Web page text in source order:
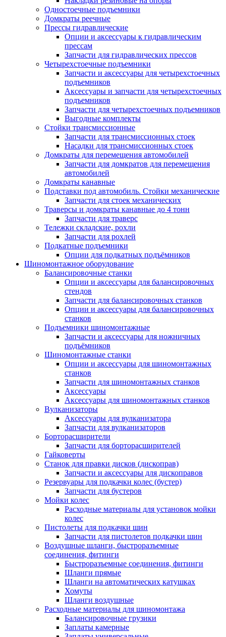
Одностоечные подъемники
Домкраты реечные
Прессы гидравлические
Опции и аксессуары к гидравлическим
прессам
Запчасти для гидравлических прессов
Четырехстоечные подъемники
Запчасти и аксессуары для четырехстоечных
подъемников
Аксессуары и запчасти для четырехстоечных
подъемников
Запчасти для четырехстоечных подъемников
Выгодные комплекты
Стойки трансмиссионные
Запчасти для трансмиссионных стоек
Насадки для трансмиссионных стоек
Домкраты для перемещения автомобилей
Запчасти для домкратов для перемещения
автомобилей
Домкраты канавные
Подставки под автомобиль. Стойки механические
Запчасти для стоек механических
Траверсы и домкраты канавные до 4 тонн
Запчасти для траверс
Тележки складские, рохли
Запчасти для рохлей
Подкатные подъемники
Опции для подкатных подъёмников
Шиномонтажное оборудование
Балансировочные станки
Опции и аксессуары для балансировочных
стендов
Запчасти для балансировочных станков
Опции и аксессуары для балансировочных
станков
Подъемники шиномонтажные
Запчасти и аксессуары для ножничных
подъёмников
Шиномонтажные станки
Опции и аксессуары для шиномонтажных
станков
Запчасти для шиномонтажных станков
Аксессуары
Аксессуары для шиномонтажных станков
Вулканизаторы
Аксессуары для вулканизатора
Запчасти для вулканизаторов
Борторасширители
Запчасти для борторасширителей
Гайковерты
Станок для правки дисков (дископрав)
Запчасти и аксессуары для дископравов
Резервуары для подкачки колес (бустер)
Запчасти для бустеров
Мойки колес
Расходные материалы для установок мойки
колес
Пистолеты для подкачки шин
Запчасти для пистолетов подкачки шин
Воздушные шланги, быстроразъемные
соединения, фитинги
Быстроразъемные соединения, фитинги
Шланги прямые
Шланги на автоматических катушках
Хомуты
Шланги воздушные
Расходные материалы для шиномонтажа
Балансировочные грузики
Заплаты камерные